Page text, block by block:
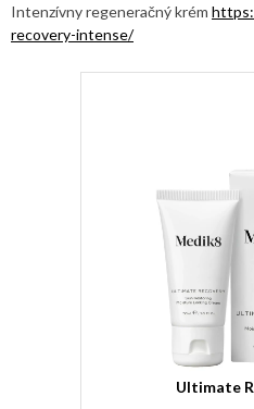
Intenzívny regeneračný krém
recovery-intense/
Ultimate